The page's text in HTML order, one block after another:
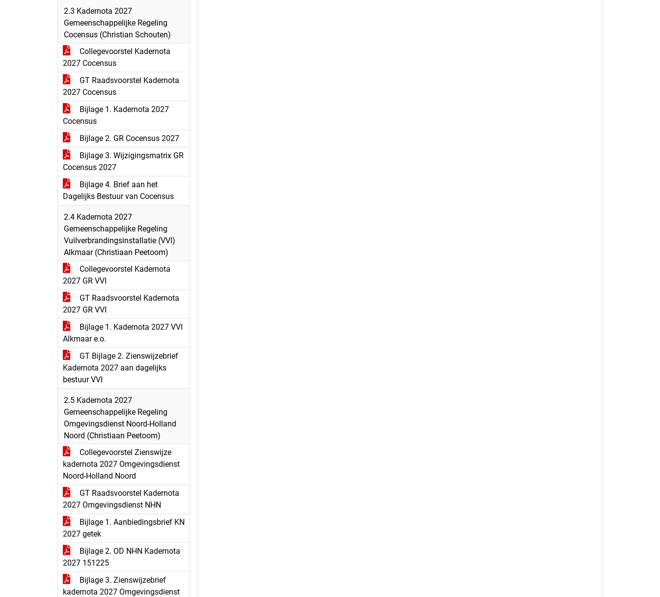
2.3 Kadernota 2027
Gemeenschappelijke Regeling
Cocensus (Christian Schouten)
Collegevoorstel Kadernota
2027 Cocensus
GT Raadsvoorstel Kadernota
2027 Cocensus
Bijlage 1. Kadernota 2027
Cocensus
Bijlage 2. GR Cocensus 2027
Bijlage 3. Wijzigingsmatrix GR
Cocensus 2027
Bijlage 4. Brief aan het
Dagelijks Bestuur van Cocensus
2.4 Kadernota 2027
Gemeenschappelijke Regeling
Vuilverbrandingsinstallatie (VVI)
Alkmaar (Christiaan Peetoom)
Collegevoorstel Kadernota
2027 GR VVI
GT Raadsvoorstel Kadernota
2027 GR VVI
Bijlage 1. Kadernota 2027 VVI
Alkmaar e.o.
GT Bijlage 2. Zienswijzebrief
Kadernota 2027 aan dagelijks
bestuur VVI
2.5 Kadernota 2027
Gemeenschappelijke Regeling
Omgevingsdienst Noord-Holland
Noord​​ (Christiaan Peetoom)
Collegevoorstel Zienswijze
kadernota 2027 Omgevingsdienst
Noord-Holland Noord
GT Raadsvoorstel Kadernota
2027 Omgevingsdienst NHN
Bijlage 1. Aanbiedingsbrief KN
2027 getek
Bijlage 2. OD NHN Kadernota
2027 151225
Bijlage 3. Zienswijzebrief
kadernota 2027 Omgevingsdienst